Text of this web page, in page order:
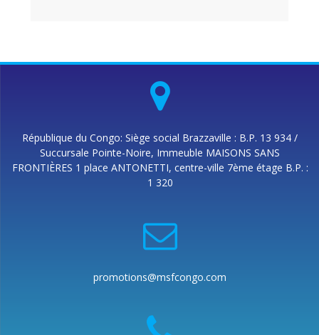
République du Congo: Siège social Brazzaville : B.P. 13 934 /
Succursale Pointe-Noire, Immeuble MAISONS SANS
FRONTIÈRES 1 place ANTONETTI, centre-ville 7ème étage B.P. :
1 320
promotions@msfcongo.com